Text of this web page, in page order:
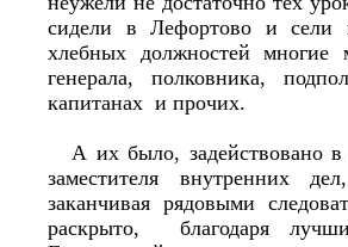
сидели в Лефортово и
хлебных должностей
генерала, полковника,
капитанах и прочих.
А их было, задействовано
заместителя внутренних
заканчивая рядовыми
раскрыто, благодаря